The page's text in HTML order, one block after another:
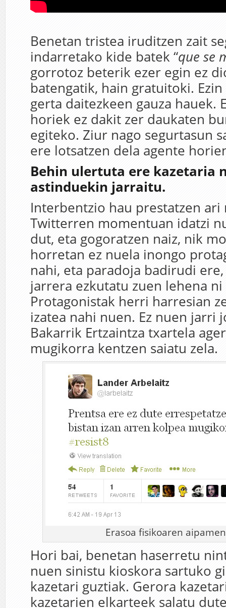
Benetan tristea iruditzen zait
indarretako kide batek “que se
gorrotoz beterik ezer egin ez
batengatik, hain gratuitoki.
gerta daitezkeen gauza hauek.
horiek ez dakit zer daukaten
egiteko. Ziur nago segurtasun
ere lotsatzen dela agente
Behin ulertuta ere kazetaria
astinduekin jarraitu.
Interbentzio hau prestatzen ari
Twitterren momentuan idatzi
dut, eta gogoratzen naiz, nik
horretan ez nuela inongo
nahi, eta paradoja badirudi
jarrera ezkutatu zuen lehena
Protagonistak herri harresian
izatea nahi nuen. Ez nuen jarri
Bakarrik Ertzaintza txartela
mugikorra kentzen saiatu zela.
Erasoa fisikoaren
Hori bai, benetan haserretu
nuen sinistu kioskora sartuko
kazetari guztiak. Gerora
kazetarien elkarteek salatu